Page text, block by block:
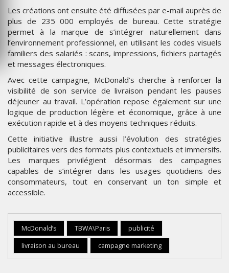
Les créations ont ensuite été diffusées par e-mail auprès de
plus de 235 000 employés de bureau. Cette stratégie
permet à la marque de s’intégrer naturellement dans
l’environnement professionnel, en utilisant les codes visuels
familiers des salariés : scans, impressions, fichiers partagés
et messages électroniques.
Avec cette campagne, McDonald’s cherche à renforcer la
visibilité de son service de livraison pendant les pauses
déjeuner au travail. L’opération repose également sur une
logique de production légère et économique, grâce à une
exécution rapide et à des moyens techniques réduits.
Cette initiative illustre aussi l’évolution des stratégies
publicitaires vers des formats plus contextuels et immersifs.
Les marques privilégient désormais des campagnes
capables de s’intégrer dans les usages quotidiens des
consommateurs, tout en conservant un ton simple et
accessible.
McDonald’s TBWA\Paris
publicité
livraison au bureau
campagne marketing